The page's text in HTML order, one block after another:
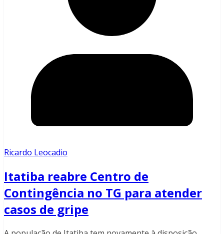
Ricardo Leocadio
Itatiba reabre Centro de
Contingência no TG para atender
casos de gripe